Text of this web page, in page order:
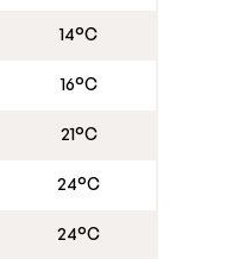
14°C
16°C
21°C
24°C
24°C